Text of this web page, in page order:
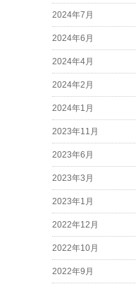
2024年7月
2024年6月
2024年4月
2024年2月
2024年1月
2023年11月
2023年6月
2023年3月
2023年1月
2022年12月
2022年10月
2022年9月